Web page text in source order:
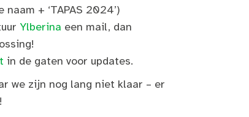
+ ‘TAPAS 2024’)
Ylberina een mail, dan
in de gaten voor updates.
we zijn nog lang niet klaar – er